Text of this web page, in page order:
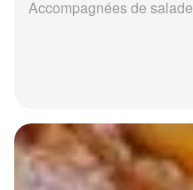
Accompagnées de salade